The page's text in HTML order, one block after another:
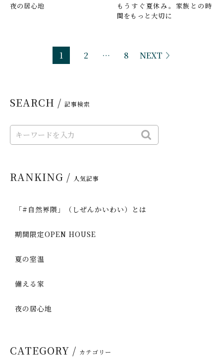
夜の居心地
もうすぐ夏休み。家族との時
間をもっと大切に
1 2 … 8 NEXT
SEARCH / 記事検索
RANKING / 人気記事
「#自然界隈」（しぜんかいわい）とは
期間限定OPEN HOUSE
夏の室温
備える家
夜の居心地
CATEGORY / カテゴリー